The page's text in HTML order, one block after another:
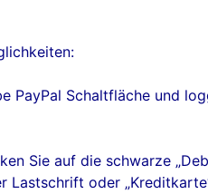
PayPal Schaltfläche und
Sie auf die schwarze
Lastschrift oder